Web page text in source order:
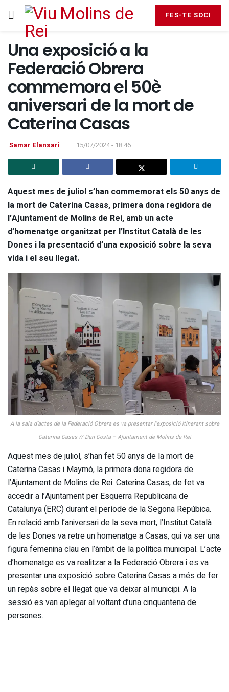
FES-TE SOCI
Una exposició a la
Federació Obrera
commemora el 50è
aniversari de la mort de
Caterina Casas
Samar Elansari 15/07/2024 - 18:46
Aquest mes de juliol s’han commemorat els 50 anys de
la mort de Caterina Casas, primera dona regidora de
l’Ajuntament de Molins de Rei, amb un acte
d’homenatge organitzat per l’Institut Català de les
Dones i la presentació d’una exposició sobre la seva
vida i el seu llegat.
A la sala d’actes de la Federació Obrera es va presentar l’exposició itinerant sobre
Caterina Casas // Dan Costa – Ajuntament de Molins de Rei
Aquest mes de juliol, s’han fet 50 anys de la mort de
Caterina Casas i Maymó, la primera dona regidora de
l’Ajuntament de Molins de Rei. Caterina Casas, de fet va
accedir a l’Ajuntament per Esquerra Republicana de
Catalunya (ERC) durant el període de la Segona Repúbica.
En relació amb l’aniversari de la seva mort, l’Institut Català
de les Dones va retre un homenatge a Casas, qui va ser una
figura femenina clau en l’àmbit de la política municipal. L’acte
d’homenatge es va realitzar a la Federació Obrera i es va
presentar una exposició sobre Caterina Casas a més de fer
un repàs sobre el llegat que va deixar al municipi. A la
sessió es van aplegar al voltant d’una cinquantena de
persones.